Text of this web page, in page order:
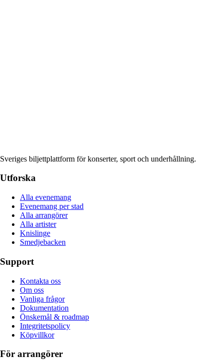
Sveriges biljettplattform för konserter, sport och underhållning.
Utforska
Alla evenemang
Evenemang per stad
Alla arrangörer
Alla artister
Knislinge
Smedjebacken
Support
Kontakta oss
Om oss
Vanliga frågor
Dokumentation
Önskemål & roadmap
Integritetspolicy
Köpvillkor
För arrangörer